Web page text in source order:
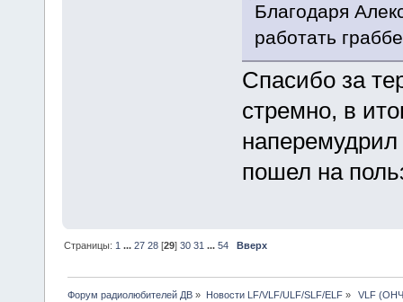
Благодаря
работать
Спасибо за
стремно, в
наперемудрил
пошел на
Страницы: 1 ...27 28 [29]30 31 ...54 Вверх
Форум радиолюбителей ДВ » Новости LF/VLF/ULF/SLF/ELF»
VLF (ОНЧ